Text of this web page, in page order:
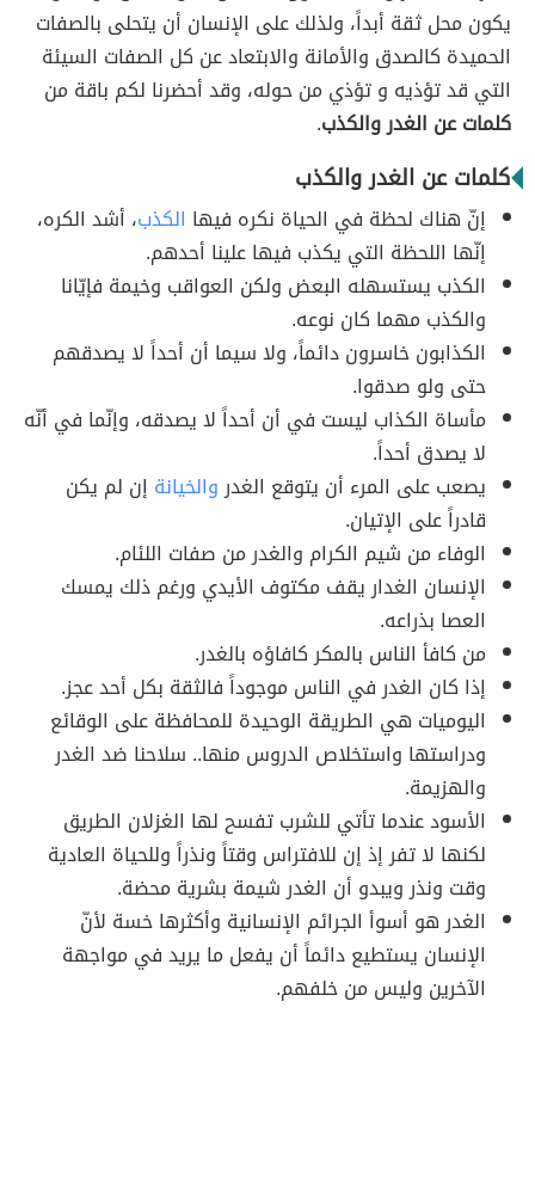
يكون محل ثقة أبداً، ولذلك على الإنسان أن يتحلى بالصفات
الحميدة كالصدق والأمانة والابتعاد عن كل الصفات السيئة
التي قد تؤذيه و تؤذي من حوله، وقد أحضرنا لكم باقة من
كلمات عن الغدر والكذب.
كلمات عن الغدر والكذب
إنّ هناك لحظة في الحياة نكره فيها الكذب، أشد الكره،
إنّها اللحظة التي يكذب فيها علينا أحدهم.
الكذب يستسهله البعض ولكن العواقب وخيمة فإيّانا
والكذب مهما كان نوعه.
الكذابون خاسرون دائماً، ولا سيما أن أحداً لا يصدقهم
حتى ولو صدقوا.
مأساة الكذاب ليست في أن أحداً لا يصدقه، وإنّما في أنّه
لا يصدق أحداً.
يصعب على المرء أن يتوقع الغدروالخيانة إن لم يكن
قادراً على الإتيان.
الوفاء من شيم الكرام والغدر من صفات اللئام.
الإنسان الغدار يقف مكتوف الأيدي ورغم ذلك يمسك
العصا بذراعه.
من كافأ الناس بالمكر كافاؤه بالغدر.
إذا كان الغدر في الناس موجوداً فالثقة بكل أحد عجز.
اليوميات هي الطريقة الوحيدة للمحافظة على الوقائع
ودراستها واستخلاص الدروس منها.. سلاحنا ضد الغدر
والهزيمة.
الأسود عندما تأتي للشرب تفسح لها الغزلان الطريق
لكنها لا تفر إذ إن للافتراس وقتاً ونذراً وللحياة العادية
وقت ونذر ويبدو أن الغدر شيمة بشرية محضة.
الغدر هو أسوأ الجرائم الإنسانية وأكثرها خسة لأنّ
الإنسان يستطيع دائماً أن يفعل ما يريد في مواجهة
الآخرين وليس من خلفهم.